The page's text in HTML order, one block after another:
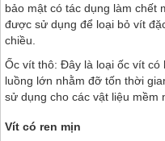
bảo mật có tác dụng làm chết
được sử dụng để loại bỏ vít
chiều.
Ốc vít thô: Đây là loại ốc vít có
luồng lớn nhằm đỡ tốn thời
sử dụng cho các vật liệu mềm
Vít có ren mịn